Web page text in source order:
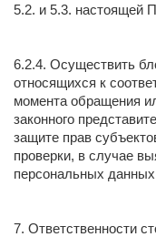
5.2. и 5.3. настоящей
6.2.4. Осуществить
относящихся к
момента обращения
законного
защите прав
проверки, в случае
персональных
7. Ответственности